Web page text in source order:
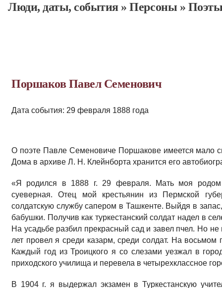
Люди, даты, cобытия»Персоны »
Поршаков Павел Семенович
Дата события: 29 февраля 1888 года
О поэте Павле Семеновиче Поршакове имеется мало
Дома в архиве Л. Н. Клейнборта хранится его
«Я родился в 1888 г. 29 февраля. Мать моя родом
суеверная. Отец мой крестьянин из Пермской
солдатскую службу сапером в Ташкенте. Выйдя в
бабушки. Получив как туркестанский солдат надел в
На усадьбе разбил прекрасный сад и завел пчел. Но
лет провел я среди казарм, среди солдат. На
Каждый год из Троицкого я со слезами уезжал в
приходского училища и перевела в четырехклассное
В 1904 г. я выдержал экзамен в Туркестанскую